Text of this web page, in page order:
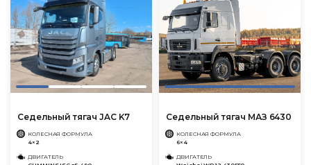
Седельный тягач JAC K7
КОЛЕСНАЯ ФОРМУЛА
4×2
ДВИГАТЕЛЬ
Седельный тягач МАЗ 6430
КОЛЕСНАЯ ФОРМУЛА
6×4
ДВИГАТЕЛЬ